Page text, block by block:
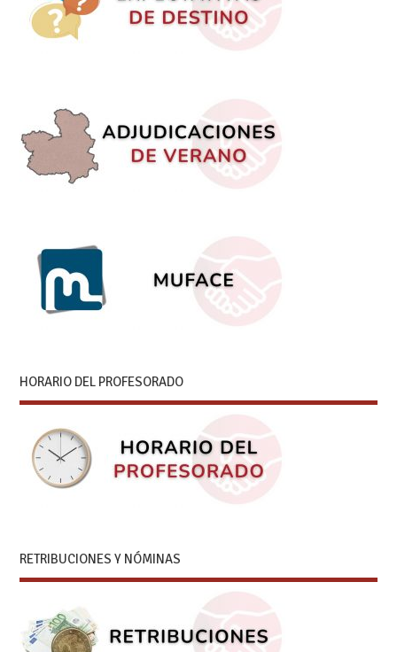
HORARIO DEL PROFESORADO
RETRIBUCIONES Y NÓMINAS